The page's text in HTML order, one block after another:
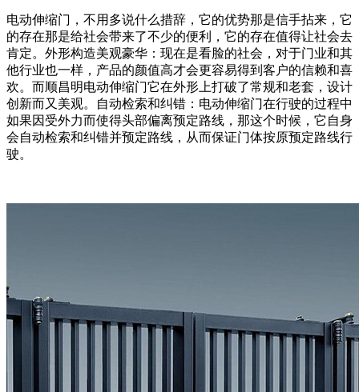
电动伸缩门，不用多说什么措辞，它的优势那是信手拈来，它
的存在那是给社会带来了不少的便利，它的存在值得让社会去
肯定。外形构造美观豪华：现在是看脸的社会，对于门业和其
他行业也一样，产品的颜值高才会更容易得到客户的信赖和喜
欢。而顺昌明电动伸缩门它在外形上打破了常规和老套，设计
创新而又美观。自动检索和纠错：电动伸缩门在行驶的过程中
如果因受外力而使得头部偏离预定路线，那这个时候，它自身
会自动检索和纠错并预定路线，从而保证门体按原预定路线行
驶。